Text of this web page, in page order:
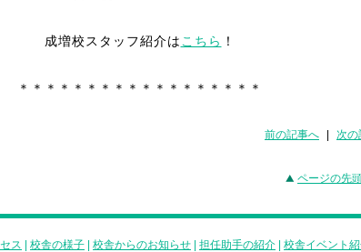
成増校スタッフ紹介は こちら ！
＊＊＊＊＊＊＊＊＊＊＊＊＊＊＊＊＊＊
前の記事へ 次の
ページの先
ス 校舎の様子 校舎からのお知らせ 担任助手の紹介 校舎イベント